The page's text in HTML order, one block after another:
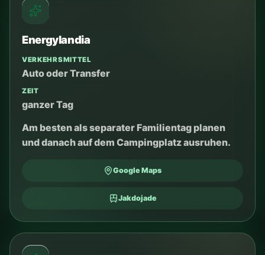
Zakopane
Auto oder Transfer
ZEIT
ganzer Tag
Bei kurzem Aufenthalt ein intensiver Plan. Früh
losfahren und Route prüfen.
Google Maps
Jakdojade